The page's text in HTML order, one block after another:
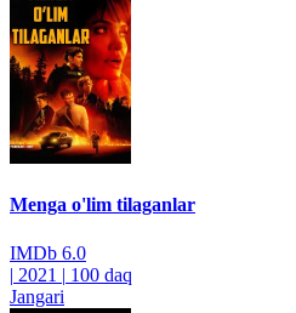
Menga o'lim tilaganlar
IMDb 6.0
| 2021 | 100 daq
Jangari